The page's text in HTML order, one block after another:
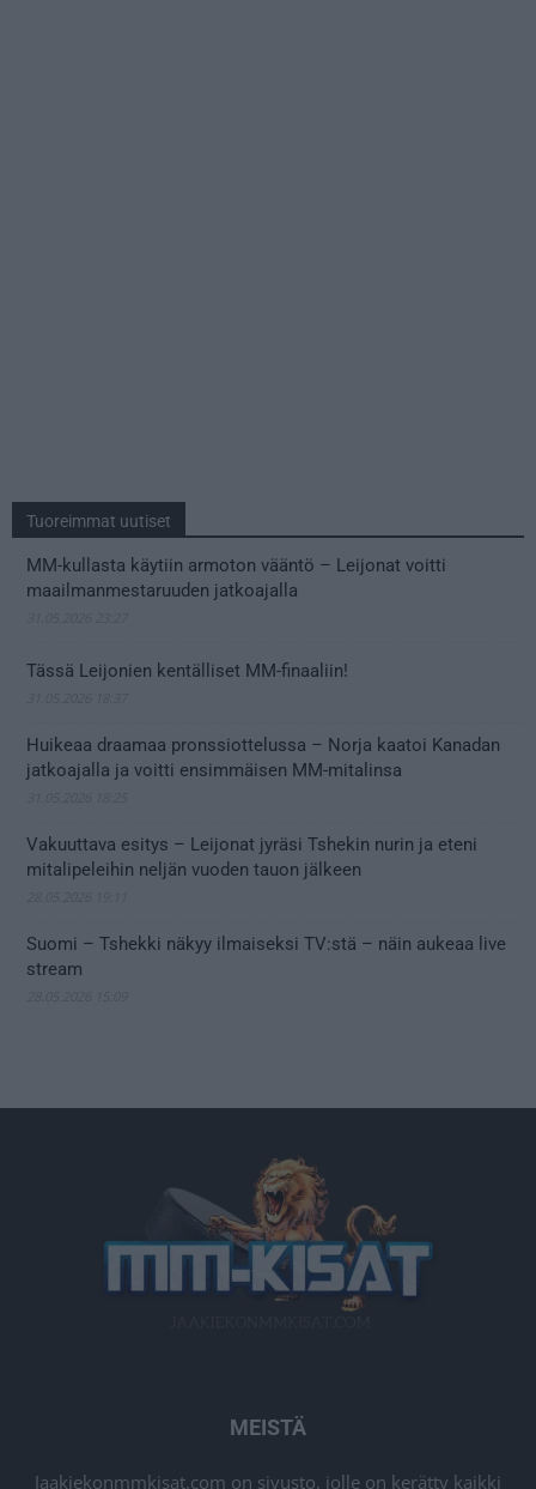
Tuoreimmat uutiset
MM-kullasta käytiin armoton vääntö – Leijonat voitti
maailmanmestaruuden jatkoajalla
Tässä Leijonien kentälliset MM-finaaliin!
Huikeaa draamaa pronssiottelussa – Norja kaatoi Kanadan
jatkoajalla ja voitti ensimmäisen MM-mitalinsa
Vakuuttava esitys – Leijonat jyräsi Tshekin nurin ja eteni
mitalipeleihin neljän vuoden tauon jälkeen
Suomi – Tshekki näkyy ilmaiseksi TV:stä – näin aukeaa live
stream
MEISTÄ
Jaakiekonmmkisat.com on sivusto, jolle on kerätty kaikki